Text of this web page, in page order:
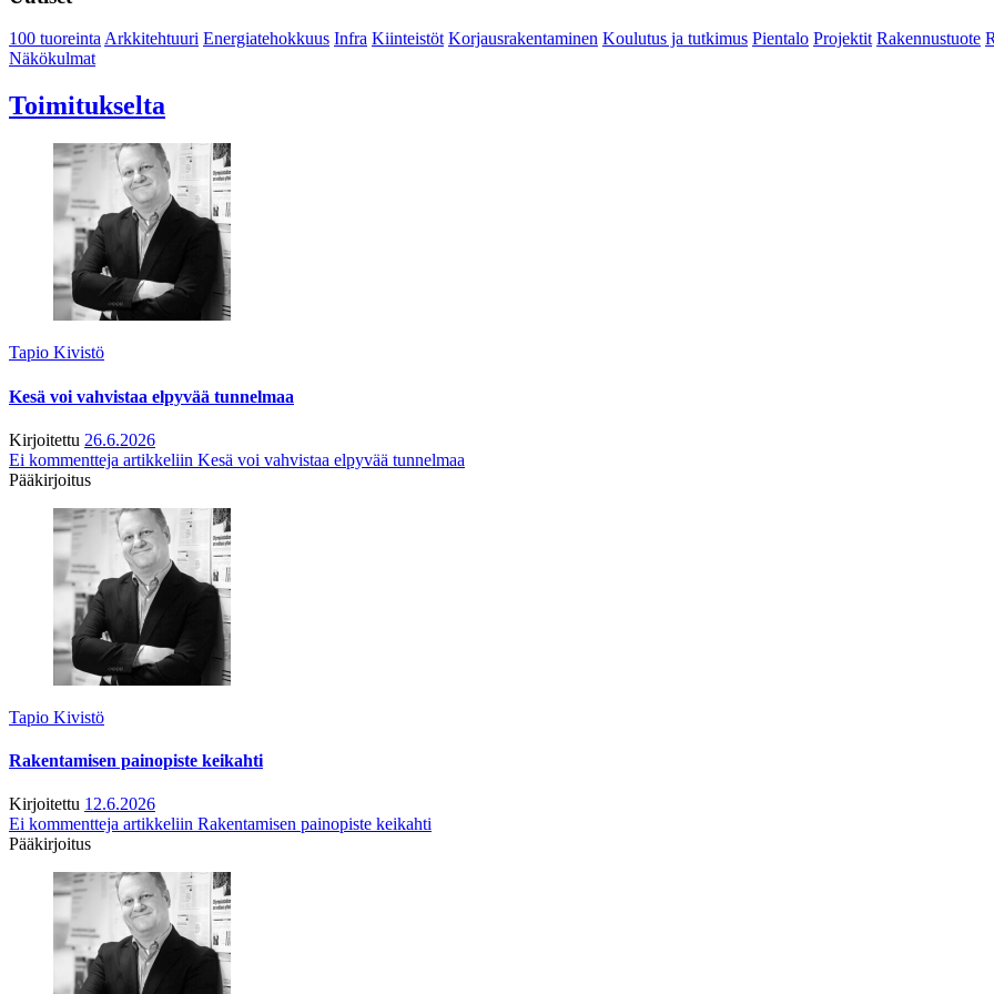
100 tuoreintaArkkitehtuuri Energiatehokkuus Infra Kiinteistöt Korjausrakentaminen Koulutus ja tutkimus Pientalo Projektit Rakennustuote
Näkökulmat
Toimitukselta
Tapio Kivistö
Kesä voi vahvistaa elpyvää tunnelmaa
Kirjoitettu 26.6.2026
Ei kommentteja artikkeliin Kesä voi vahvistaa elpyvää tunnelmaa
Pääkirjoitus
Tapio Kivistö
Rakentamisen painopiste keikahti
Kirjoitettu 12.6.2026
Ei kommentteja artikkeliin Rakentamisen painopiste keikahti
Pääkirjoitus